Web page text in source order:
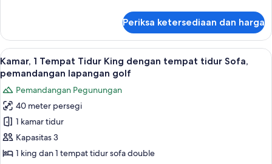
Studio
Suite,
1
kamar
tidur
Periksa ketersediaan dan harga
Lihat
semua
foto
untuk
Kamar,
Tempat
Tidur
Seprai premium, bantalan ekstra
8
Kamar, 1 Tempat Tidur King dengan tempat tidur Sofa,
pemandangan lapangan golf
Pemandangan Pegunungan
40 meter persegi
1 kamar tidur
Kapasitas 3
1 king dan 1 tempat tidur sofa double